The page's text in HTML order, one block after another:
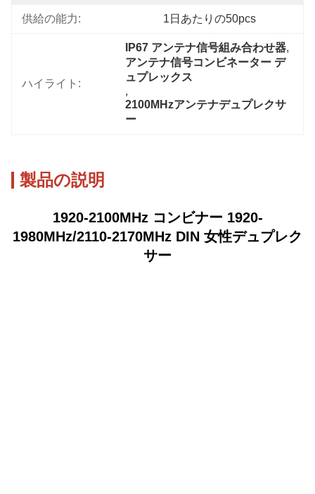
供給の能力: 1日あたりの50pcs
ハイライト:
IP67 アンテナ信号組み合わせ器
アンテナ信号コンビネーター デ
ュプレックス
,
2100MHzアンテナデュプレクサ
ー
製品の説明
1920-2100MHz コンビナー 1920-
1980MHz/2110-2170MHz DIN 女性デュプレク
サー